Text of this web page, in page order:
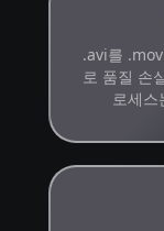
.avi를
로 품질 손
로세스